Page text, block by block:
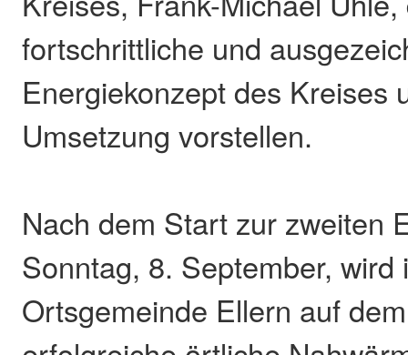
fortschrittliche und
Energiekonzept des Kreises
Umsetzung vorstellen.
Nach dem Start zur zweiten
Sonntag, 8. September, wird
Ortsgemeinde Ellern auf